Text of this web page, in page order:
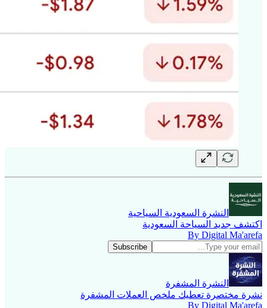
النشرة السعودية السياحية
اكتشف جديد السياحة السعودية
By Digital Ma'arefa
النشرة المشفرة
نشرة مختصرة تعطيك ملخص العملات المشفرة
By Digital Ma'arefa